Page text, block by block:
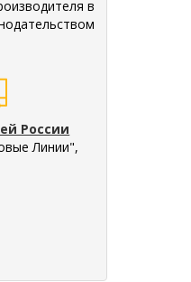
в
России
Линии",